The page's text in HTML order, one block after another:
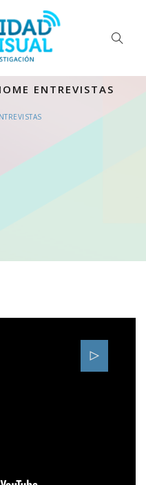
ENTREVISTAS